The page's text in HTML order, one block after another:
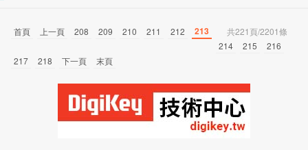
共221頁/2201條
首頁 上一頁 208 209 210 211 212 213
214 215
216
217
218 下一頁 末頁